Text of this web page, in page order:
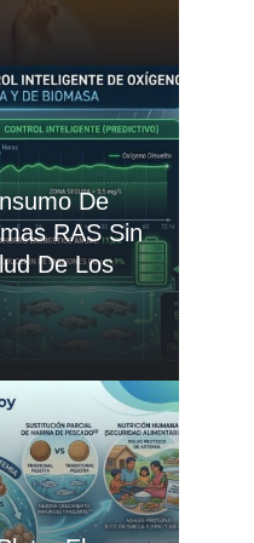
De
RAS Sin
De Los